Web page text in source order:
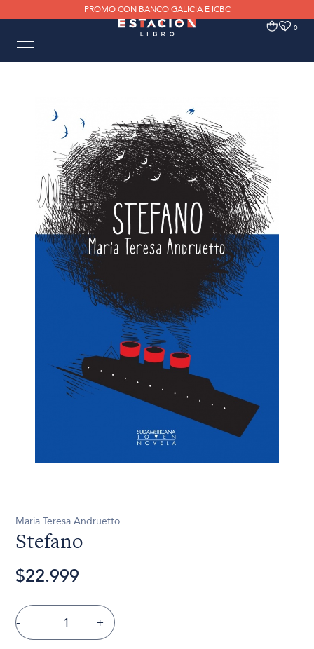
PROMO CON BANCO GALICIA E ICBC
0 0
Maria Teresa Andruetto
Stefano
$22.999
- +